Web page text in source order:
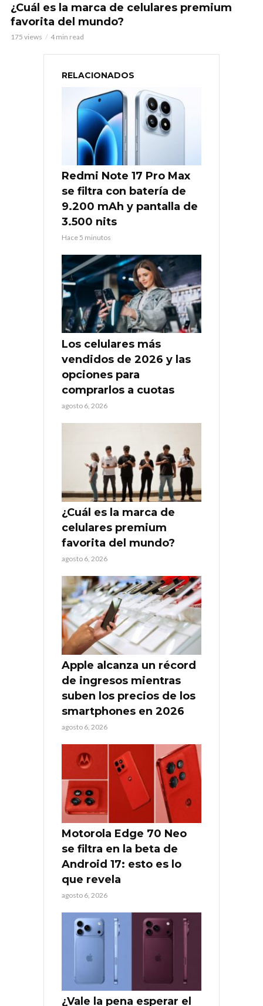
¿Cuál es la marca de celulares premium
favorita del mundo?
175 views 4 min read
RELACIONADOS
Redmi Note 17 Pro Max
se filtra con batería de
9.200 mAh y pantalla de
3.500 nits
Hace 5 minutos
Los celulares más
vendidos de 2026 y las
opciones para
comprarlos a cuotas
agosto 6, 2026
¿Cuál es la marca de
celulares premium
favorita del mundo?
agosto 6, 2026
Apple alcanza un récord
de ingresos mientras
suben los precios de los
smartphones en 2026
agosto 6, 2026
Motorola Edge 70 Neo
se filtra en la beta de
Android 17: esto es lo
que revela
agosto 6, 2026
¿Vale la pena esperar el